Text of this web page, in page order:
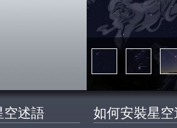
空述語 如何安裝星